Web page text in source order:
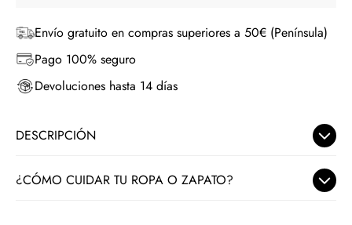
Envío gratuito en compras superiores a 50€ (Península)
Pago 100% seguro
Devoluciones hasta 14 días
DESCRIPCIÓN
El Pantalón Para Todo es el pantalón que te salva más
¿CÓMO CUIDAR TU ROPA O ZAPATO?